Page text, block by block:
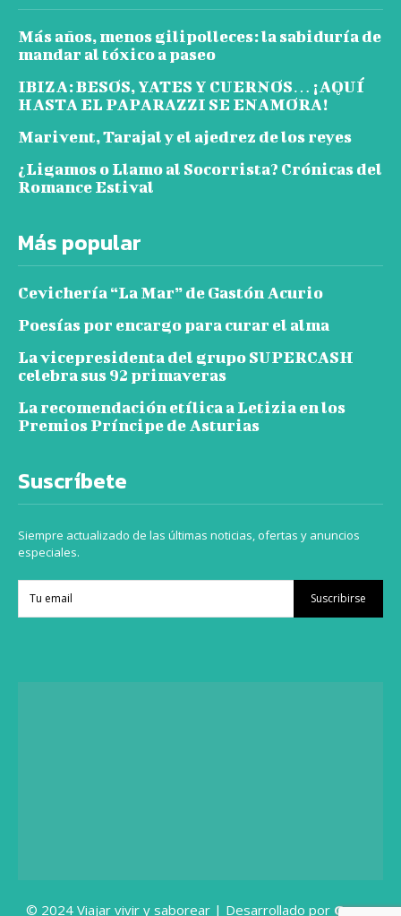
Más años, menos gilipolleces: la sabiduría de
mandar al tóxico a paseo
IBIZA: BESOS, YATES Y CUERNOS… ¡AQUÍ
HASTA EL PAPARAZZI SE ENAMORA!
Marivent, Tarajal y el ajedrez de los reyes
¿Ligamos o Llamo al Socorrista? Crónicas del
Romance Estival
Más popular
Cevichería “La Mar” de Gastón Acurio
Poesías por encargo para curar el alma
La vicepresidenta del grupo SUPERCASH
celebra sus 92 primaveras
La recomendación etílica a Letizia en los
Premios Príncipe de Asturias
Suscríbete
Siempre actualizado de las últimas noticias, ofertas y anuncios
especiales.
Suscribirse
© 2024 Viajar vivir y saborear | Desarrollado por Grupo